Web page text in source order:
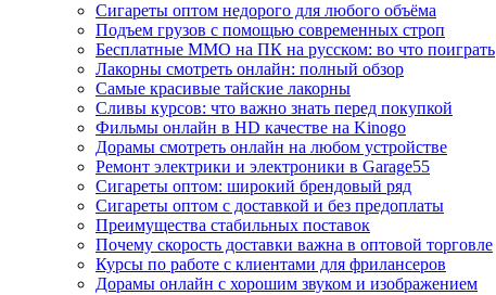
Сигареты оптом недорого для любого объёма
Подъем грузов с помощью современных строп
Бесплатные MMO на ПК на русском: во что поиграть
Лакорны смотреть онлайн: полный обзор
Самые красивые тайские лакорны
Сливы курсов: что важно знать перед покупкой
Фильмы онлайн в HD качестве на Kinogo
Дорамы смотреть онлайн на любом устройстве
Ремонт электрики и электроники в Garage55
Сигареты оптом: широкий брендовый ряд
Сигареты оптом с доставкой и без предоплаты
Преимущества стабильных поставок
Почему скорость доставки важна в оптовой торговле
Курсы по работе с клиентами для фрилансеров
Дорамы онлайн с хорошим звуком и изображением